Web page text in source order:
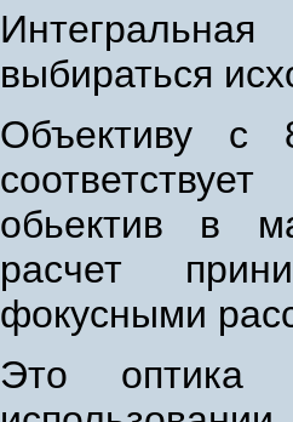
выбираться
Объективу с
обьектив в
расчет
фокусными
Это оптика